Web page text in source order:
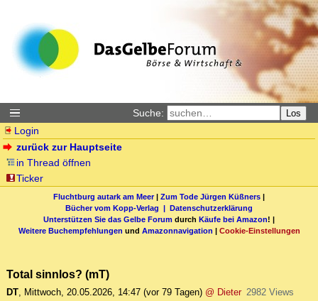
Suche: Los
Login
zurück zur Hauptseite
in Thread öffnen
Ticker
Fluchtburg autark am Meer| Zum Tode Jürgen Küßners |
Bücher vom Kopp-Verlag | Datenschutzerklärung
Unterstützen Sie das Gelbe Forum durch Käufe bei Amazon! |
Weitere Buchempfehlungen und Amazonnavigation | Cookie-Einstellungen
Total sinnlos? (mT)
DT, Mittwoch, 20.05.2026, 14:47 (vor 79 Tagen) @ Dieter 2982 Views